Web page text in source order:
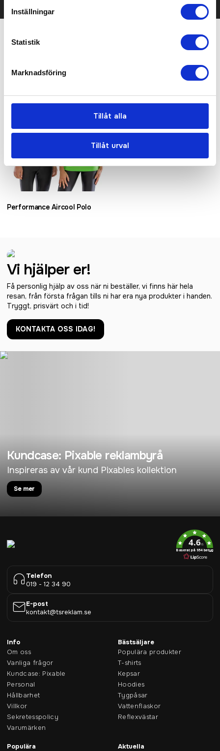
Inställningar
Statistik
Marknadsföring
Tillåt alla
Tillåt urval
Relaterade produkter
Performance Aircool Polo
Vi hjälper er!
Få personlig hjälp av oss när ni beställer, vi finns här hela
resan, från första frågan tills ni har era nya produkter i handen.
Tryggt, prisvärt och i tid!
KONTAKTA OSS IDAG!
Kundcase: Pixable reklambyrå
Inspireras av vår kund Pixables kollektion
Se mer
4.6/5
Baserat på 954 betyg
Telefon
019 - 12 34 90
E-post
kontakt@tsreklam.se
Info
Om oss
Vanliga frågor
Kundcase: Pixable
Personal
Hållbarhet
Villkor
Sekretesspolicy
Varumärken
Bästsäljare
Populära produkter
T-shirts
Kepsar
Hoodies
Tygpåsar
Vattenflaskor
Reflexvästar
Populära Aktuella